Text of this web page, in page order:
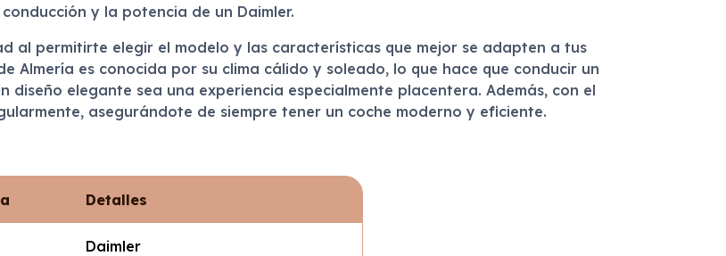
y la potencia de un Daimler.
al permitirte elegir el modelo y las características que mejor se adapten a tus
Almería es conocida por su clima cálido y soleado, lo que hace que conducir un
diseño elegante sea una experiencia especialmente placentera. Además, con el
asegurándote de siempre tener un coche moderno y eficiente.
Detalles
Daimler